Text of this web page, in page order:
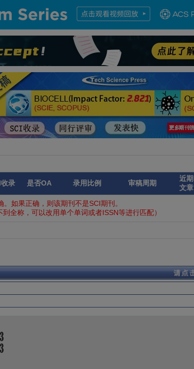
录 是否OA 录用比例 审稿周期
近期
文章
如果正确，则该期刊不是SCI期刊。
全称，可以改用单个单词或者ISSN等进行匹配）